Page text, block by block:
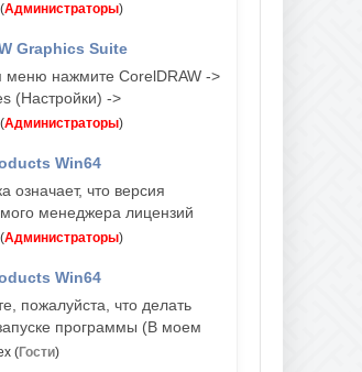
(Администраторы)
Graphics Suite
03-авг, 18:58
меню нажмите CorelDRAW ->
(Настройки) ->
(Администраторы)
Win64
означает, что версия
менеджера лицензий
(Администраторы)
Win64
пожалуйста, что делать
программы (В моем
(Гости)